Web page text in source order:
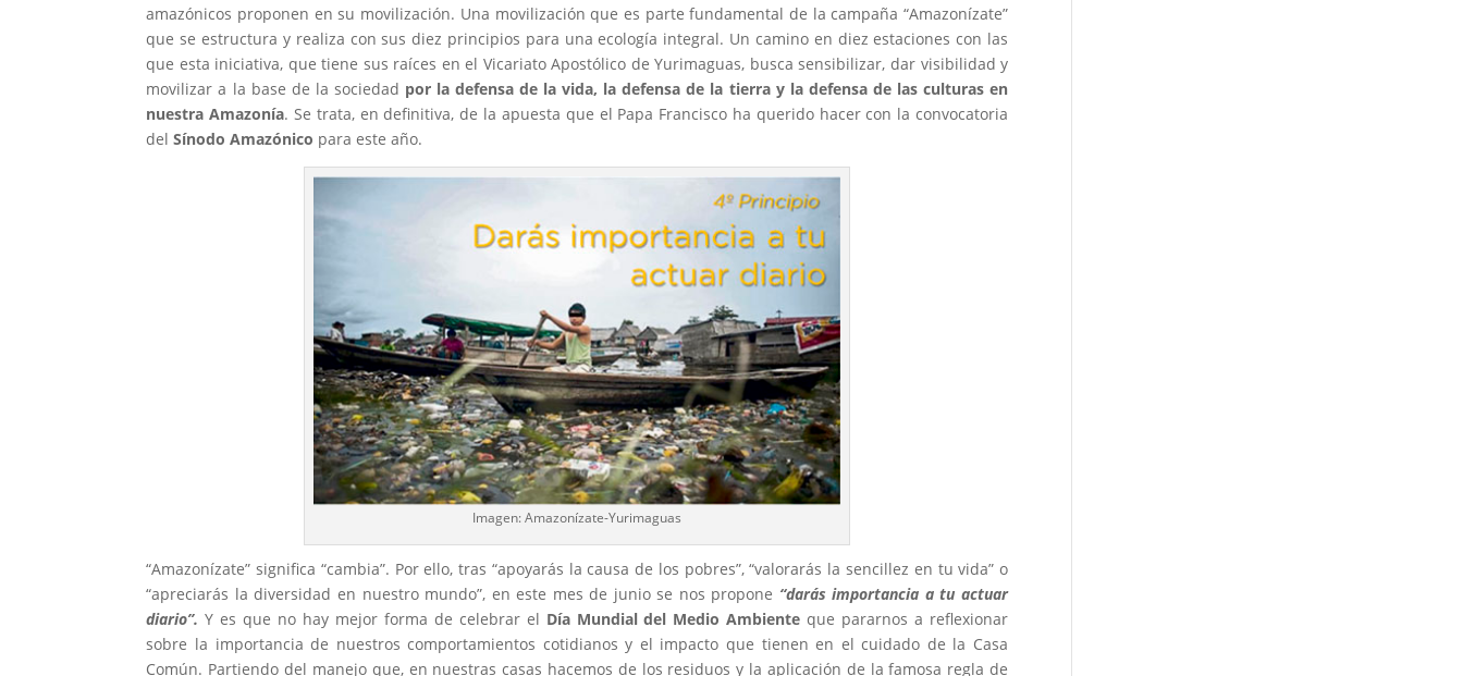
amazónicos proponen en su movilización. Una movilización que es parte fundamental de la campaña “Amazonízate”
que se estructura y realiza con sus diez principios para una ecología integral. Un camino en diez estaciones con las
que esta iniciativa, que tiene sus raíces en el Vicariato Apostólico de Yurimaguas, busca sensibilizar, dar visibilidad y
movilizar a la base de la sociedad por la defensa de la vida, la defensa de la tierra y la defensa de las culturas en
nuestra Amazonía. Se trata, en definitiva, de la apuesta que el Papa Francisco ha querido hacer con la convocatoria
delSínodo Amazónico para este año.
Imagen: Amazonízate-Yurimaguas
“Amazonízate” significa “cambia”. Por ello, tras “apoyarás la causa de los pobres”, “valorarás la sencillez en tu vida” o
“apreciarás la diversidad en nuestro mundo”, en este mes de junio se nos propone “darás importancia a tu actuar
diario”.Y es que no hay mejor forma de celebrar el Día Mundial del Medio Ambiente que pararnos a reflexionar
sobre la importancia de nuestros comportamientos cotidianos y el impacto que tienen en el cuidado de la Casa
Común. Partiendo del manejo que, en nuestras casas hacemos de los residuos y la aplicación de la famosa regla de